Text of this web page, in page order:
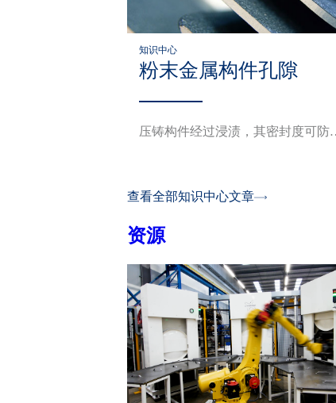
知识中心
粉末金属构件孔隙
压铸构件经过浸渍，其密封度可
查看全部知识中心文章
资源